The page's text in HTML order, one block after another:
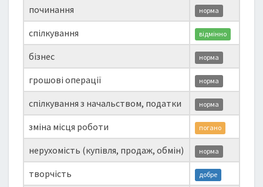
починання норма
спілкування відмінно
бізнес норма
грошові операції норма
спілкування з начальством, податки норма
зміна місця роботи погано
нерухомість (купівля, продаж, обмін) норма
творчість добре